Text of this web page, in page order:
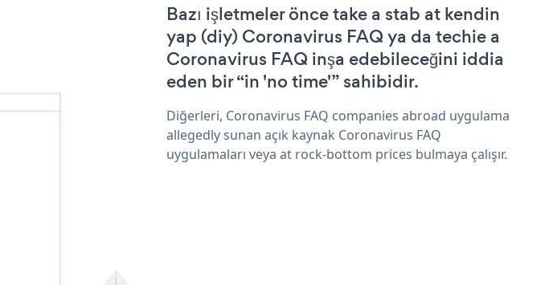
Bazı işletmeler önce take a stab at kendin
yap (diy) Coronavirus FAQ ya da techie a
Coronavirus FAQ inşa edebileceğini iddia
eden bir “in 'no time'” sahibidir.
Diğerleri, Coronavirus FAQ companies abroad uygulama
allegedly sunan açık kaynak Coronavirus FAQ
uygulamaları veya at rock-bottom prices bulmaya çalışır.